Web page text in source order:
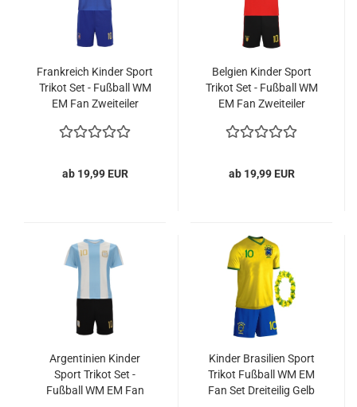
Frankreich Kinder Sport
Trikot Set - Fußball WM
EM Fan Zweiteiler
ab 19,99 EUR
Belgien Kinder Sport
Trikot Set - Fußball WM
EM Fan Zweiteiler
ab 19,99 EUR
Argentinien Kinder
Sport Trikot Set -
Fußball WM EM Fan
Kinder Brasilien Sport
Trikot Fußball WM EM
Fan Set Dreiteilig Gelb